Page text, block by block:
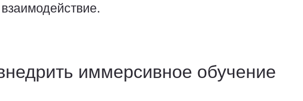
иммерсивное обучение